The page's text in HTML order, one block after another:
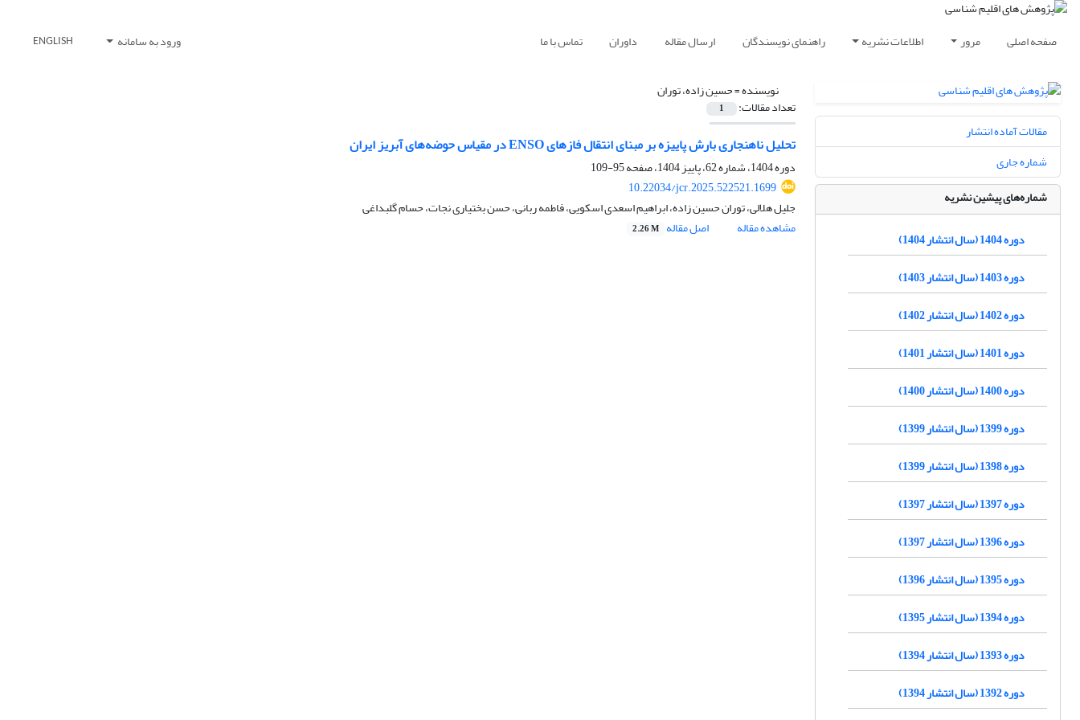
صفحه اصلی مرور اطلاعات نشریه راهنمای نویسندگان ارسال مقاله داوران تماس با ما ورود به سامانه ENGLISH
نویسنده =حسین زاده، توران
تعداد مقالات: 1
تحلیل ناهنجاری بارش پاییزه بر مبنای انتقال فازهای ENSO در مقیاس حوضه‌های آبریز ایران
دوره 1404، شماره 62، پاییز 1404، صفحه
95-109
10.22034/jcr.2025.522521.1699
جلیل هلالی، توران حسین زاده، ابراهیم اسعدی اسکویی، فاطمه ربانی، حسن بختیاری نجات، حسام گلبداغی
مشاهده مقاله
اصل مقاله 2.26 M
مقالات آماده انتشار
شماره جاری
شماره‌های پیشین نشریه
دوره 1404 (سال انتشار 1404)
دوره 1403 (سال انتشار 1403)
دوره 1402 (سال انتشار 1402)
دوره 1401 (سال انتشار 1401)
دوره 1400 (سال انتشار 1400)
دوره 1399 (سال انتشار 1399)
دوره 1398 (سال انتشار 1399)
دوره 1397 (سال انتشار 1397)
دوره 1396 (سال انتشار 1397)
دوره 1395 (سال انتشار 1396)
دوره 1394 (سال انتشار 1395)
دوره 1393 (سال انتشار 1394)
دوره 1392 (سال انتشار 1394)